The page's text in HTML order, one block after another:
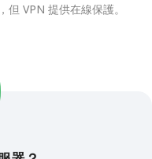
VPN 提供在線保護。